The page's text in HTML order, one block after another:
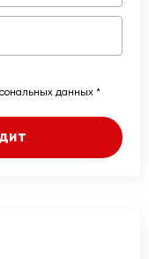
данных *